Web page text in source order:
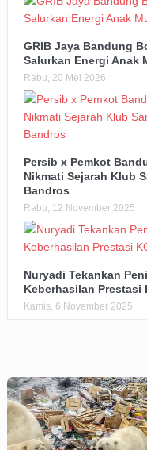
GRIB Jaya Bandung
Salurkan Energi Anak
Rabu, 20 Mei 2026
Persib x Pemkot
Nikmati Sejarah Klub
Bandros
Rabu, 12 November 2025
Nuryadi Tekankan
Keberhasilan Prestasi
Kamis, 6 November 2025